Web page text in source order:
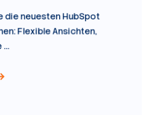
die neuesten HubSpot
Flexible Ansichten,